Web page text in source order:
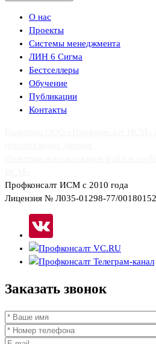
О нас
Проекты
Системы менеджмента
ЛИН 6 Сигма
Бестселлеры
Обучение
Публикации
Контакты
Профконсалт ИСМ с 2010 года
Лицензия № Л035-01298-77/00180152
Заказать звонок